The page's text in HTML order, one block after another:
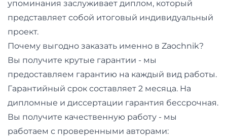
упоминания заслуживает диплом, который
представляет собой итоговый индивидуальный
проект.
Почему выгодно заказать именно в Zaochnik?
Вы получите крутые гарантии - мы
предоставляем гарантию на каждый вид работы.
Гарантийный срок составляет 2 месяца. На
дипломные и диссертации гарантия бессрочная.
Вы получите качественную работу - мы
работаем с проверенными авторами: